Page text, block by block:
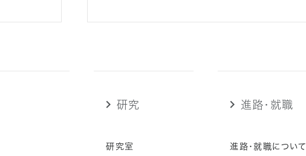
研究
研究室
進路・就職
進路・就職について